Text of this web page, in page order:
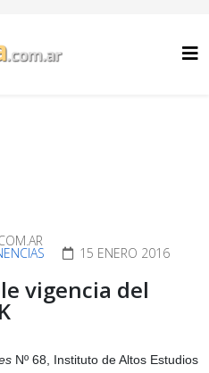
15 ENERO 2016
vigencia del
Nº 68, Instituto de Altos Estudios